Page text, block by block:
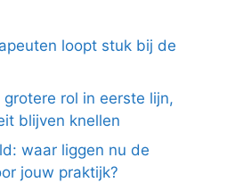
loopt stuk bij de
rol in eerste lijn,
blijven knellen
waar liggen nu de
jouw praktijk?